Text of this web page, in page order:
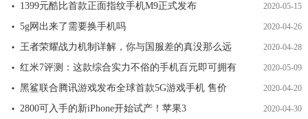
1399元酷比首款正面指纹手机M9正式发布 2020-05-15
5g网出来了需要换手机吗 2020-04-26
王者荣耀战力机制详解，你与国服差的真没那么远 2020-04-28
红米7评测：这款综合实力不俗的手机百元即可拥有 2020-05-09
黑鲨联合腾讯游戏发布全球首款5G游戏手机 售价 2020-04-20
2800可入手的新iPhone开始试产！苹果3 2020-04-30